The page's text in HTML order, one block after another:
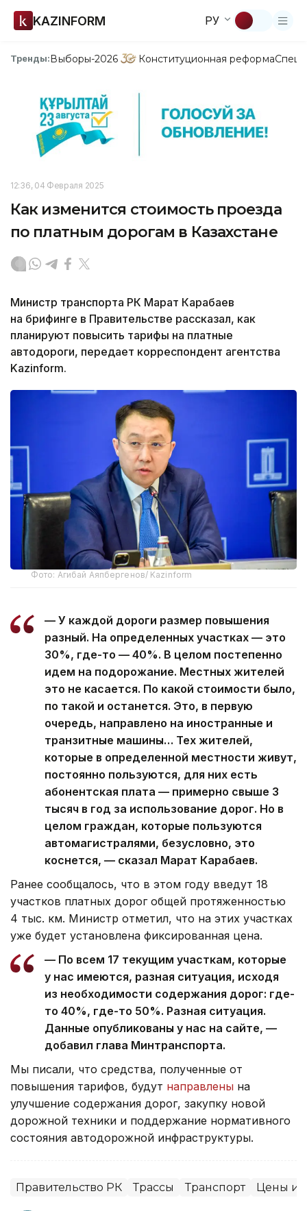
KAZINFORM РУ
Тренды:Выборы-2026 Конституционная реформа
12:36, 04 Февраля 2025
Как изменится стоимость проезда
по платным дорогам в Казахстане
Министр транспорта РК Марат Карабаев
на брифинге в Правительстве рассказал, как
планируют повысить тарифы на платные
автодороги, передает корреспондент агентства
Kazinform.
Фото: Агибай Аяпбергенов/ Kazinform
— У каждой дороги размер повышения
разный. На определенных участках — это
30%, где-то — 40%. В целом постепенно
идем на подорожание. Местных жителей
это не касается. По какой стоимости было,
по такой и останется. Это, в первую
очередь, направлено на иностранные и
транзитные машины… Тех жителей,
которые в определенной местности живут,
постоянно пользуются, для них есть
абонентская плата — примерно свыше 3
тысяч в год за использование дорог. Но в
целом граждан, которые пользуются
автомагистралями, безусловно, это
коснется, — сказал Марат Карабаев.
Ранее сообщалось, что в этом году введут 18
участков платных дорог общей протяженностью
4 тыс. км. Министр отметил, что на этих участках
уже будет установлена фиксированная цена.
— По всем 17 текущим участкам, которые
у нас имеются, разная ситуация, исходя
из необходимости содержания дорог: где-
то 40%, где-то 50%. Разная ситуация.
Данные опубликованы у нас на сайте, —
добавил глава Минтранспорта.
Мы писали, что средства, полученные от
повышения тарифов, будут направлены на
улучшение содержания дорог, закупку новой
дорожной техники и поддержание нормативного
состояния автодорожной инфраструктуры.
Правительство РК Трассы Транспорт Цены и